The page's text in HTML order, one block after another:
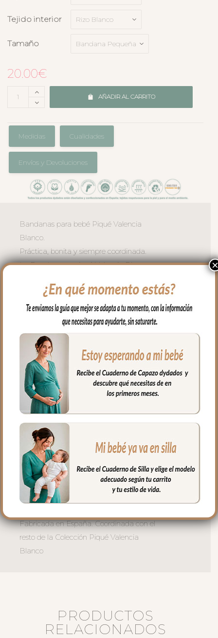
Tejido interior
Tamaño
20.00€
AÑADIR AL CARRITO
Medidas Cualidades
Envíos y Devoluciones
Bandanas para bebé Piqué Valencia
Blanco.
Práctica, bonita y siempre coordinada.
La Bandana en piqué Valencia Blanco
un accesorio de moda y eficaz por su rizo
absorbente.
El exterior en piqué de algodón de tacto
muy agradable, con una textura suave y
un acabado natural que aporta confort y
calidez.
El interior en rizo de algodón absorbente
cuida la piel delicada del bebé en los
momentos de babeo. Una combinación
perfecta de cuidado y estilo.
Disponible en dos tallas:
Talla 0-9 meses — para los primeros
meses de dentición y babeo
Talla 10-18 meses — para bebés más
activos que ya gatean y exploran.
El babero bandana para bebé más dulce
Fabricada en España. Coordinada con el
resto de la Colección Piqué Valencia
Blanco
PRODUCTOS
RELACIONADOS
×